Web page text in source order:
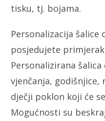
tisku, tj. bojama.
Personalizacija šalice
posjedujete
Personalizirana
vjenčanja, godišnjice,
dječji poklon koji će
Mogućnosti su